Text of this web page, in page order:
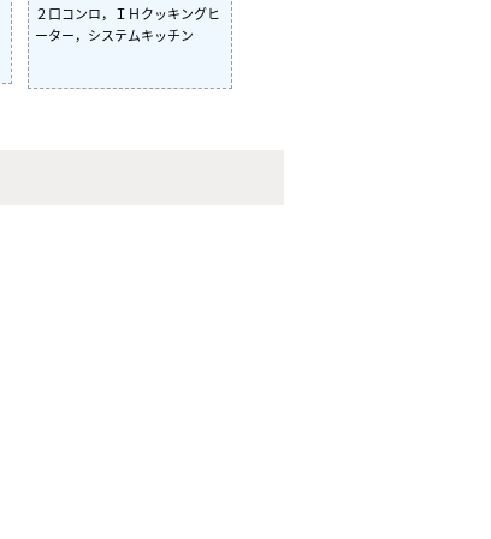
２口コンロ，ＩＨクッキングヒ
ーター，システムキッチン